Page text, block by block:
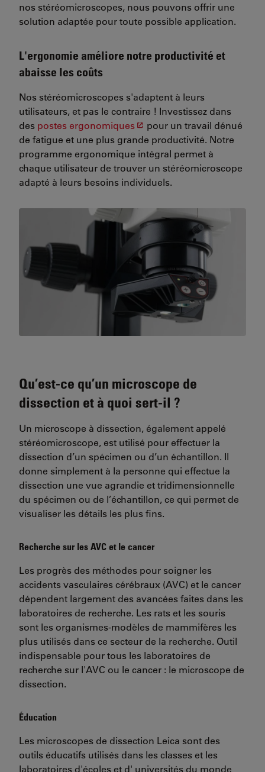
nos stéréomicroscopes, nous pouvons offrir une
solution adaptée pour toute possible application.
L'ergonomie améliore notre productivité et
abaisse les coûts
Nos stéréomicroscopes s'adaptent à leurs
utilisateurs, et pas le contraire ! Investissez dans
des postes ergonomiques
pour un travail dénué
de fatigue et une plus grande productivité. Notre
programme ergonomique intégral permet à
chaque utilisateur de trouver un stéréomicroscope
adapté à leurs besoins individuels.
Qu’est-ce qu’un microscope de
dissection et à quoi sert-il ?
Un microscope à dissection, également appelé
stéréomicroscope, est utilisé pour effectuer la
dissection d’un spécimen ou d’un échantillon. Il
donne simplement à la personne qui effectue la
dissection une vue agrandie et tridimensionnelle
du spécimen ou de l’échantillon, ce qui permet de
visualiser les détails les plus fins.
Recherche sur les AVC et le cancer
Les progrès des méthodes pour soigner les
accidents vasculaires cérébraux (AVC) et le cancer
dépendent largement des avancées faites dans les
laboratoires de recherche. Les rats et les souris
sont les organismes-modèles de mammifères les
plus utilisés dans ce secteur de la recherche. Outil
indispensable pour tous les laboratoires de
recherche sur l'AVC ou le cancer : le microscope de
dissection.
Éducation
Les microscopes de dissection Leica sont des
outils éducatifs utilisés dans les classes et les
laboratoires d'écoles et d' universités du monde